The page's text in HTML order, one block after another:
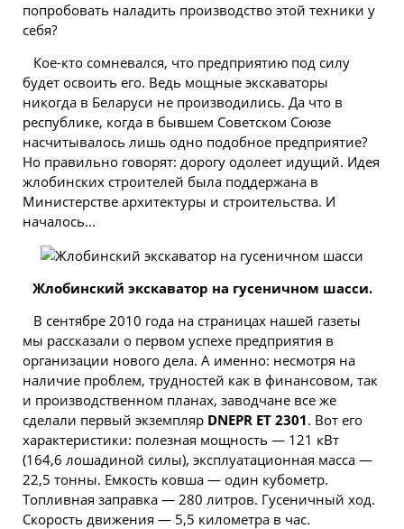
попробовать наладить производство этой техники у
себя?
Кое-кто сомневался, что предприятию под силу
будет освоить его. Ведь мощные экскаваторы
никогда в Беларуси не производились. Да что в
республике, когда в бывшем Советском Союзе
насчитывалось лишь одно подобное предприятие?
Но правильно говорят: дорогу одолеет идущий. Идея
жлобинских строителей была поддержана в
Министерстве архитектуры и строительства. И
началось...
Жлобинский экскаватор на гусеничном шасси.
В сентябре 2010 года на страницах нашей газеты
мы рассказали о первом успехе предприятия в
организации нового дела. А именно: несмотря на
наличие проблем, трудностей как в финансовом, так
и производственном планах, заводчане все же
сделали первый экземпляр DNEPR ЕТ 2301. Вот его
характеристики: полезная мощность — 121 кВт
(164,6 лошадиной силы), эксплуатационная масса —
22,5 тонны. Емкость ковша — один кубометр.
Топливная заправка — 280 литров. Гусеничный ход.
Скорость движения — 5,5 километра в час.